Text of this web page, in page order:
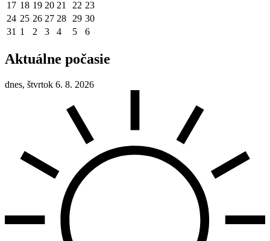
17 18 19 20 21 22 23
24 25 26 27 28 29 30
31 1 2 3 4 5 6
Aktuálne počasie
dnes, štvrtok 6. 8. 2026